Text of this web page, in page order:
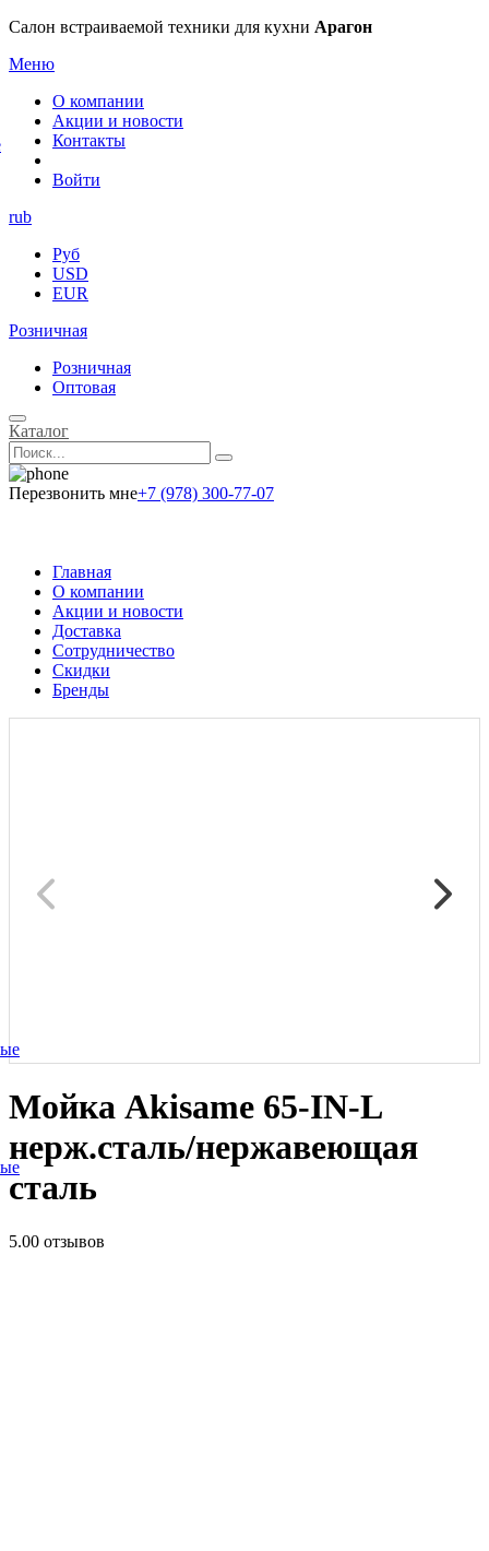
Салон встраиваемой техники для кухни Арагон
Меню
О компании
Акции и новости
Контакты
Войти
rub
Руб
USD
EUR
Розничная
Розничная
Оптовая
Каталог
Перезвонить мне+7 (978) 300-77-07
Главная
О компании
Акции и новости
Доставка
Сотрудничество
Скидки
Бренды
Мойка Akisame 65-IN-L
нерж.сталь/нержавеющая
сталь
5.00 отзывов